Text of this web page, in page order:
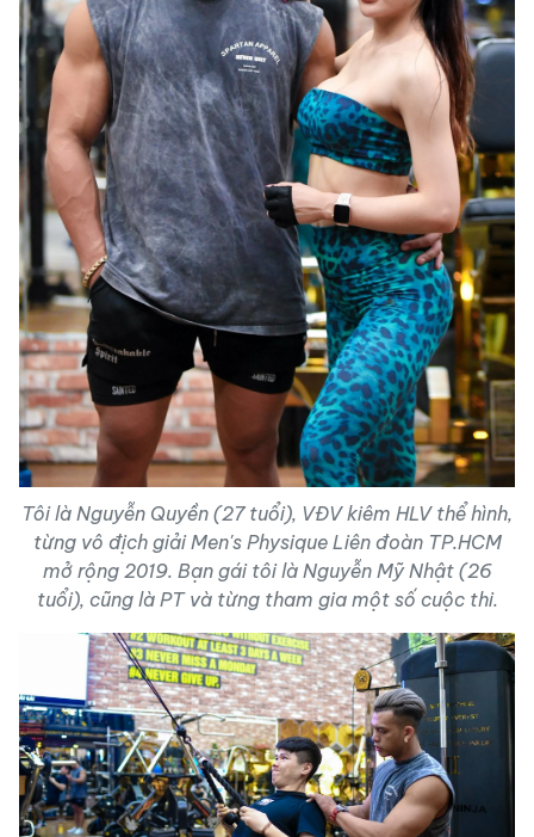
Tôi là Nguyễn Quyền (27 tuổi), VĐV kiêm HLV thể hình,
từng vô địch giải Men's Physique Liên đoàn TP.HCM
mở rộng 2019. Bạn gái tôi là Nguyễn Mỹ Nhật (26
tuổi), cũng là PT và từng tham gia một số cuộc thi.